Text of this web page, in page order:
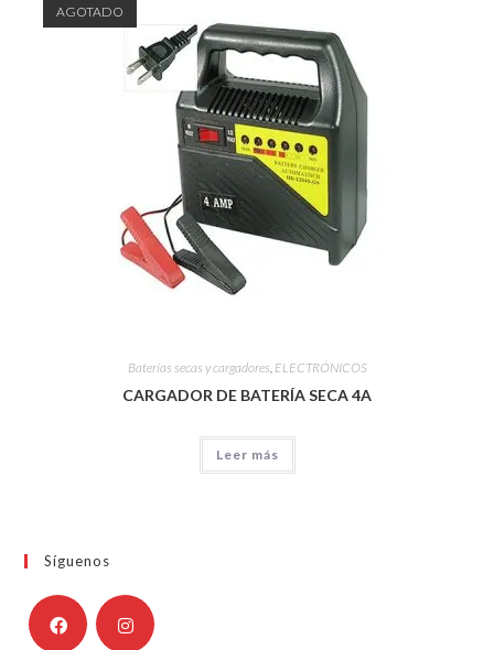
AGOTADO
Baterías secas y cargadores, ELECTRÓNICOS
CARGADOR DE BATERÍA SECA 4A
Leer más
Síguenos